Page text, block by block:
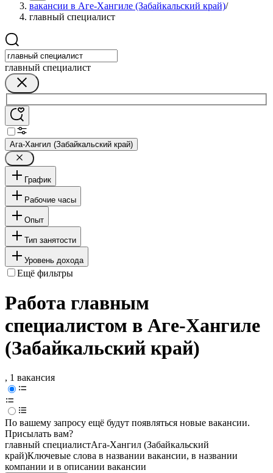
вакансии в Аге-Хангиле (Забайкальский край)/
главный специалист
главный специалист
Ага-Хангил (Забайкальский край)
График
Рабочие часы
Опыт
Тип занятости
Уровень дохода
Ещё фильтры
Работа главным
специалистом в Аге-Хангиле
(Забайкальский край)
, 1 вакансия
По вашему запросу ещё будут появляться новые вакансии.
Присылать вам?
главный специалистАга-Хангил (Забайкальский
край)Ключевые слова в названии вакансии, в названии
компании и в описании вакансии